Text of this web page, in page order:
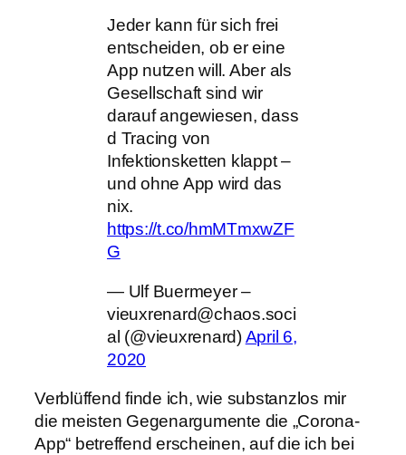
Jeder kann für sich frei
entscheiden, ob er eine
App nutzen will. Aber als
Gesellschaft sind wir
darauf angewiesen, dass
d Tracing von
Infektionsketten klappt –
und ohne App wird das
nix.
https://t.co/hmMTmxwZF
G
— Ulf Buermeyer –
vieuxrenard@chaos.soci
al (@vieuxrenard)April 6,
2020
Verblüffend finde ich, wie substanzlos mir
die meisten Gegenargumente die „Corona-
App“ betreffend erscheinen, auf die ich bei